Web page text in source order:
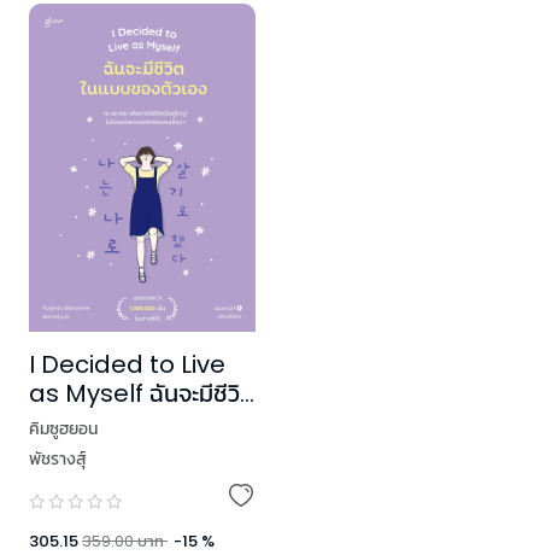
I Decided to Live
as Myself ฉันจะมีชีวิต
ในแบบของตัวเอง
คิมซูฮยอน
พัชรางสุ์
305.15359.00บาท -15 %